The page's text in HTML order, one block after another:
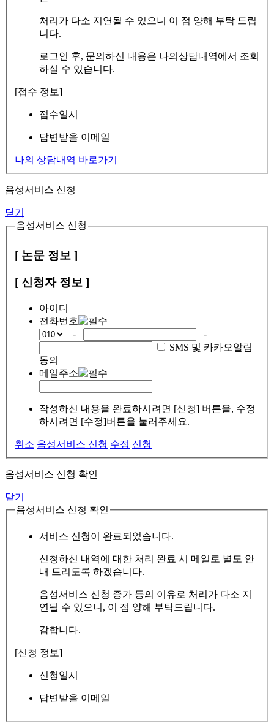
처리가 다소 지연될 수 있으니 이 점 양해 부탁 드립
니다.
로그인 후, 문의하신 내용은 나의상담내역에서 조회
하실 수 있습니다.
[접수 정보]
접수일시
답변받을 이메일
나의 상담내역 바로가기
음성서비스 신청
닫기
음성서비스 신청
[ 논문 정보 ]
[ 신청자 정보 ]
아이디
전화번호
-
-
SMS 및 카카오알림
동의
메일주소
작성하신 내용을 완료하시려면 [신청] 버튼을, 수정
하시려면 [수정]버튼을 눌러주세요.
취소 음성서비스 신청 수정 신청
음성서비스 신청 확인
닫기
음성서비스 신청 확인
서비스 신청이 완료되었습니다.
신청하신 내역에 대한 처리 완료 시 메일로 별도 안
내 드리도록 하겠습니다.
음성서비스 신청 증가 등의 이유로 처리가 다소 지
연될 수 있으니, 이 점 양해 부탁드립니다.
감합니다.
[신청 정보]
신청일시
답변받을 이메일